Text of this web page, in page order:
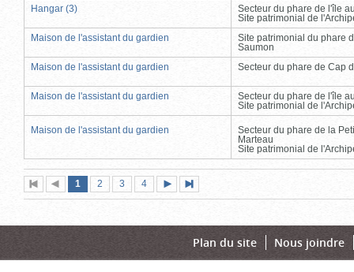
Hangar (3)
Secteur du phare de l'île
Site patrimonial de
Maison de l'assistant du gardien
Site patrimonial du phare
Saumon
Maison de l'assistant du gardien
Secteur du phare de Cap
Maison de l'assistant du gardien
Secteur du phare de l'île
Site patrimonial de
Maison de l'assistant du gardien
Secteur du phare de la
Marteau
Site patrimonial de
Première
page
Page
précédente
Page
1 (page
actuelle)
Page
2 Page
3 Page
4
suivante
page
Plan du site Nous joindre